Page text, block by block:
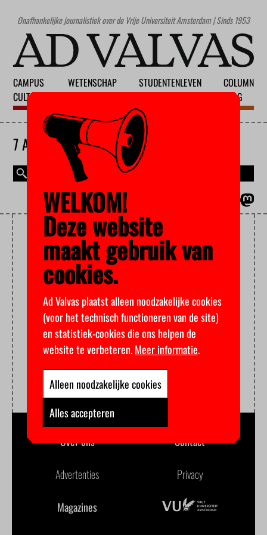
Onafhankelijke journalistiek over de Vrije Universiteit Amsterdam | Sinds 1953
CAMPUS
CULTUUR
WETENSCHAP
STUDENTENLEVEN
COLUMN
BLOG
7 AUGUSTUS 2026
MEDISCHE FACULTEIT
Over ons Contact
Advertenties Privacy
Magazines
WELKOM!
Deze website
maakt gebruik van
cookies.
Ad Valvas plaatst alleen noodzakelijke cookies
(voor het technisch functioneren van de site)
en statistiek-cookies die ons helpen de
website te verbeteren.Meer informatie.
Alleen noodzakelijke cookies
Alles accepteren